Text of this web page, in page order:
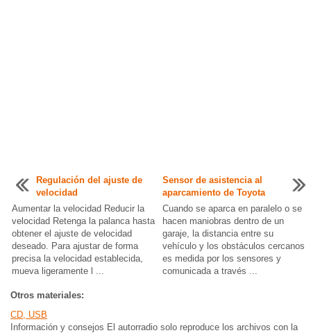
Regulación del ajuste de
velocidad
Aumentar la velocidad Reducir la
velocidad Retenga la palanca hasta
obtener el ajuste de velocidad
deseado. Para ajustar de forma
precisa la velocidad establecida,
mueva ligeramente l ...
Sensor de asistencia al
aparcamiento de Toyota
Cuando se aparca en paralelo o se
hacen maniobras dentro de un
garaje, la distancia entre su
vehículo y los obstáculos cercanos
es medida por los sensores y
comunicada a través ...
Otros materiales:
CD, USB
Información y consejos El autorradio solo reproduce los archivos con la